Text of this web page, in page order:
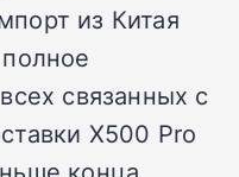
из Китая
связанных с
X500 Pro